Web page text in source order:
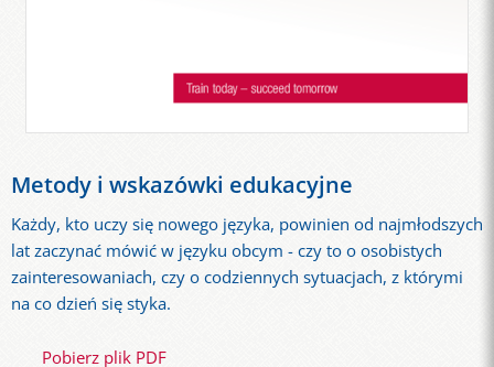
Metody i wskazówki edukacyjne
Każdy, kto uczy się nowego języka, powinien od najmłodszych
lat zaczynać mówić w języku obcym - czy to o osobistych
zainteresowaniach, czy o codziennych sytuacjach, z którymi
na co dzień się styka.
Pobierz plik PDF